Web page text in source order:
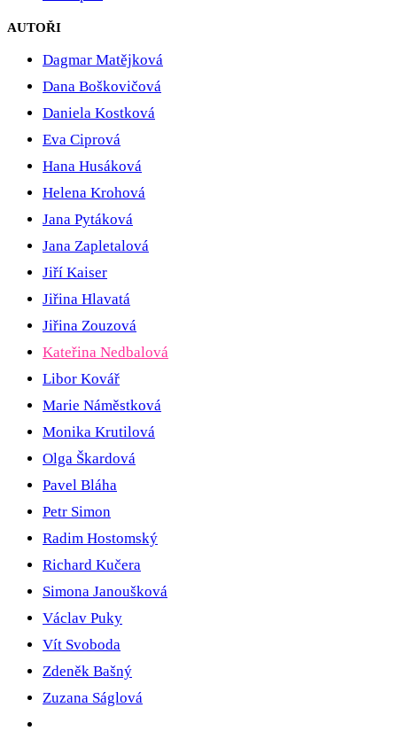
AUTOŘI
Dagmar Matějková
Dana Boškovičová
Daniela Kostková
Eva Ciprová
Hana Husáková
Helena Krohová
Jana Pytáková
Jana Zapletalová
Jiří Kaiser
Jiřina Hlavatá
Jiřina Zouzová
Kateřina Nedbalová
Libor Kovář
Marie Náměstková
Monika Krutilová
Olga Škardová
Pavel Bláha
Petr Simon
Radim Hostomský
Richard Kučera
Simona Janoušková
Václav Puky
Vít Svoboda
Zdeněk Bašný
Zuzana Ságlová